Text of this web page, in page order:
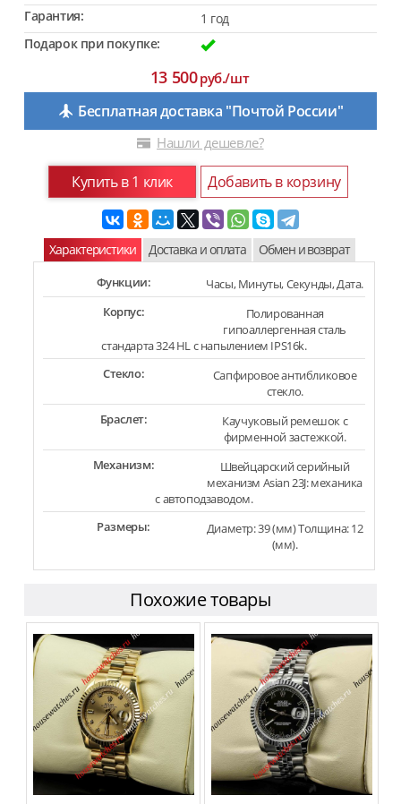
Гарантия:
1 год
Подарок при покупке:
13 500руб./шт
Бесплатная доставка "Почтой России"
Нашли дешевле?
Купить в 1 клик Добавить в корзину
Характеристики Доставка и оплата Обмен и возврат
Функции:
Часы, Минуты, Секунды, Дата.
Корпус:
Полированная
гипоаллергенная сталь
стандарта 324 HL с напылением IPS16k.
Стекло:
Сапфировое антибликовое
стекло.
Браслет:
Каучуковый ремешок с
фирменной застежкой.
Механизм:
Швейцарский серийный
механизм Asian 23J: механика
с автоподзаводом.
Размеры:
Диаметр: 39 (мм) Толщина: 12
(мм).
Похожие товары